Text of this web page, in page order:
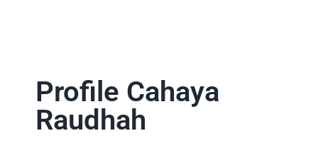
Profile Cahaya
Raudhah